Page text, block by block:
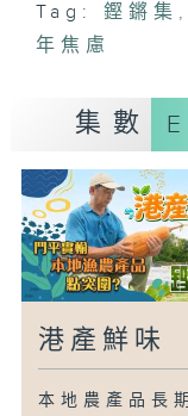
碼時代的健
Tag: 鏗鏘集 ,
年焦慮
集數
港產鮮味
本地農產品長